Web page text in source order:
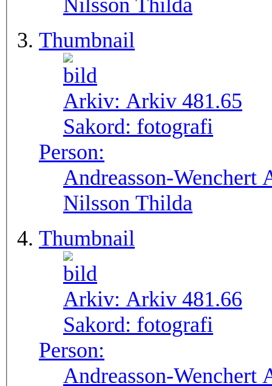
Nilsson Thilda
Thumbnail
Arkiv: Arkiv 481.65
Sakord: fotografi
Person:
Andreasson-Wenchert
Nilsson Thilda
Thumbnail
Arkiv: Arkiv 481.66
Sakord: fotografi
Person:
Andreasson-Wenchert